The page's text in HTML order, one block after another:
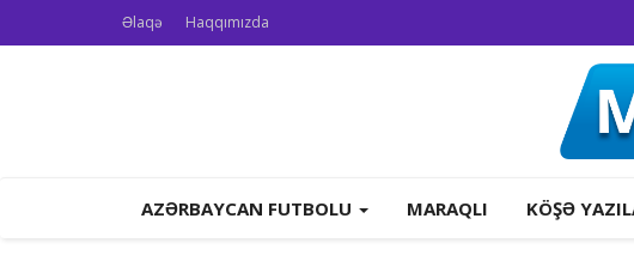
Əlaqə Haqqımızda
AZƏRBAYCAN FUTBOLU MARAQLI KÖŞƏ